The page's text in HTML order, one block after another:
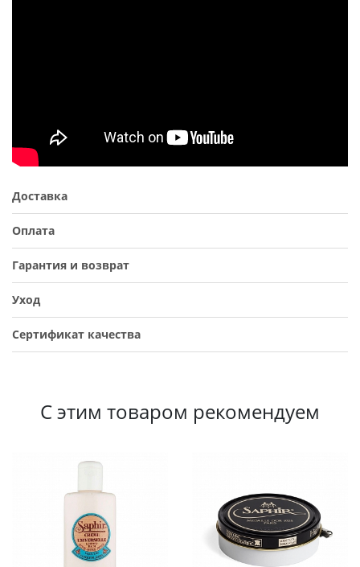
Доставка
Оплата
Гарантия и возврат
Уход
Сертификат качества
С этим товаром рекомендуем